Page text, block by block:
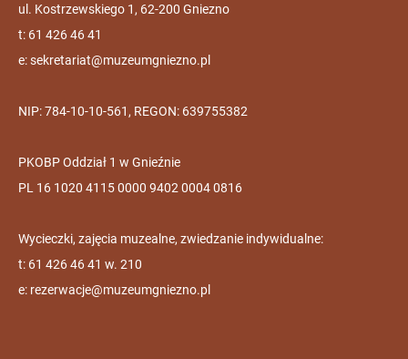
ul. Kostrzewskiego 1, 62-200 Gniezno
t: 61 426 46 41
e:sekretariat@muzeumgniezno.pl
NIP: 784-10-10-561, REGON: 639755382
PKOBP Oddział 1 w Gnieźnie
PL 16 1020 4115 0000 9402 0004 0816
Wycieczki, zajęcia muzealne, zwiedzanie indywidualne:
t: 61 426 46 41 w. 210
e: rezerwacje@muzeumgniezno.pl